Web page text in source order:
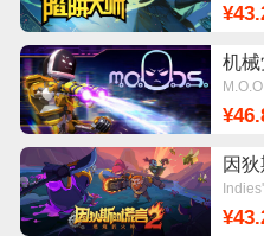
机械
因
版